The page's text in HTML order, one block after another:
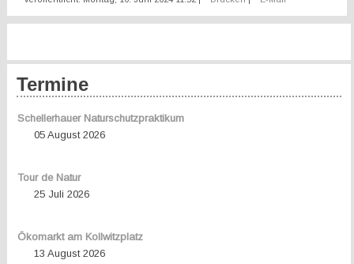
Termine
Schellerhauer Naturschutzpraktikum
05 August 2026
Tour de Natur
25 Juli 2026
Ökomarkt am Kollwitzplatz
13 August 2026